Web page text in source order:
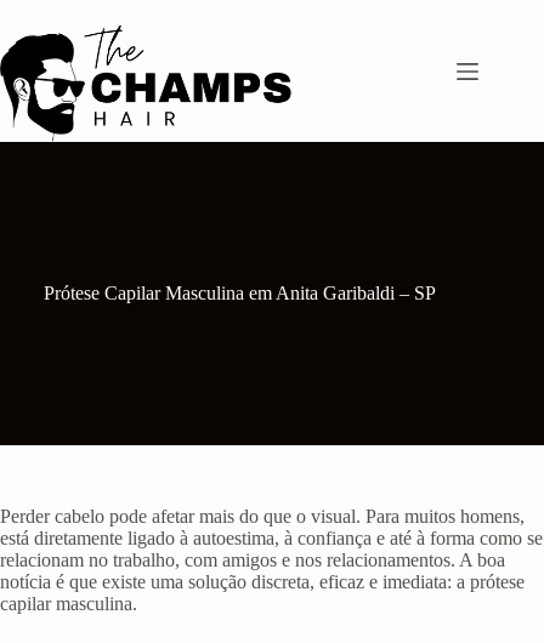
para
o
conteúdo
Prótese Capilar Masculina em Anita Garibaldi – SP
Perder cabelo pode afetar mais do que o visual. Para muitos homens,
está diretamente ligado à autoestima, à confiança e até à forma como se
relacionam no trabalho, com amigos e nos relacionamentos. A boa
notícia é que existe uma solução discreta, eficaz e imediata: a prótese
capilar masculina.